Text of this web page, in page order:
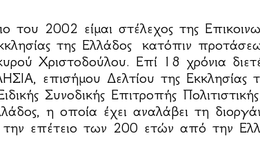
του 2002 είμαι στέλεχος της
της Ελλάδος κατόπιν
Χριστοδούλου. Επί 18 χρόνια
επισήμου Δελτίου της Εκκλησίας
Συνοδικής Επιτροπής
η οποία έχει αναλάβει τη
επέτειο των 200 ετών από την